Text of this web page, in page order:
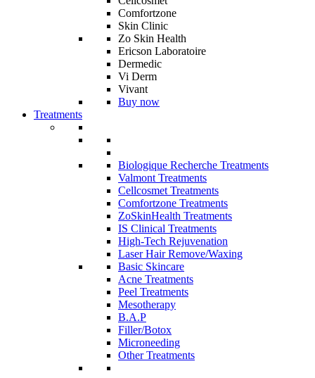
Comfortzone
Skin Clinic
Zo Skin Health
Ericson Laboratoire
Dermedic
Vi Derm
Vivant
Buy now
Treatments
Biologique Recherche Treatments
Valmont Treatments
Cellcosmet Treatments
Comfortzone Treatments
ZoSkinHealth Treatments
IS Clinical Treatments
High-Tech Rejuvenation
Laser Hair Remove/Waxing
Basic Skincare
Acne Treatments
Peel Treatments
Mesotherapy
B.A.P
Filler/Botox
Microneeding
Other Treatments